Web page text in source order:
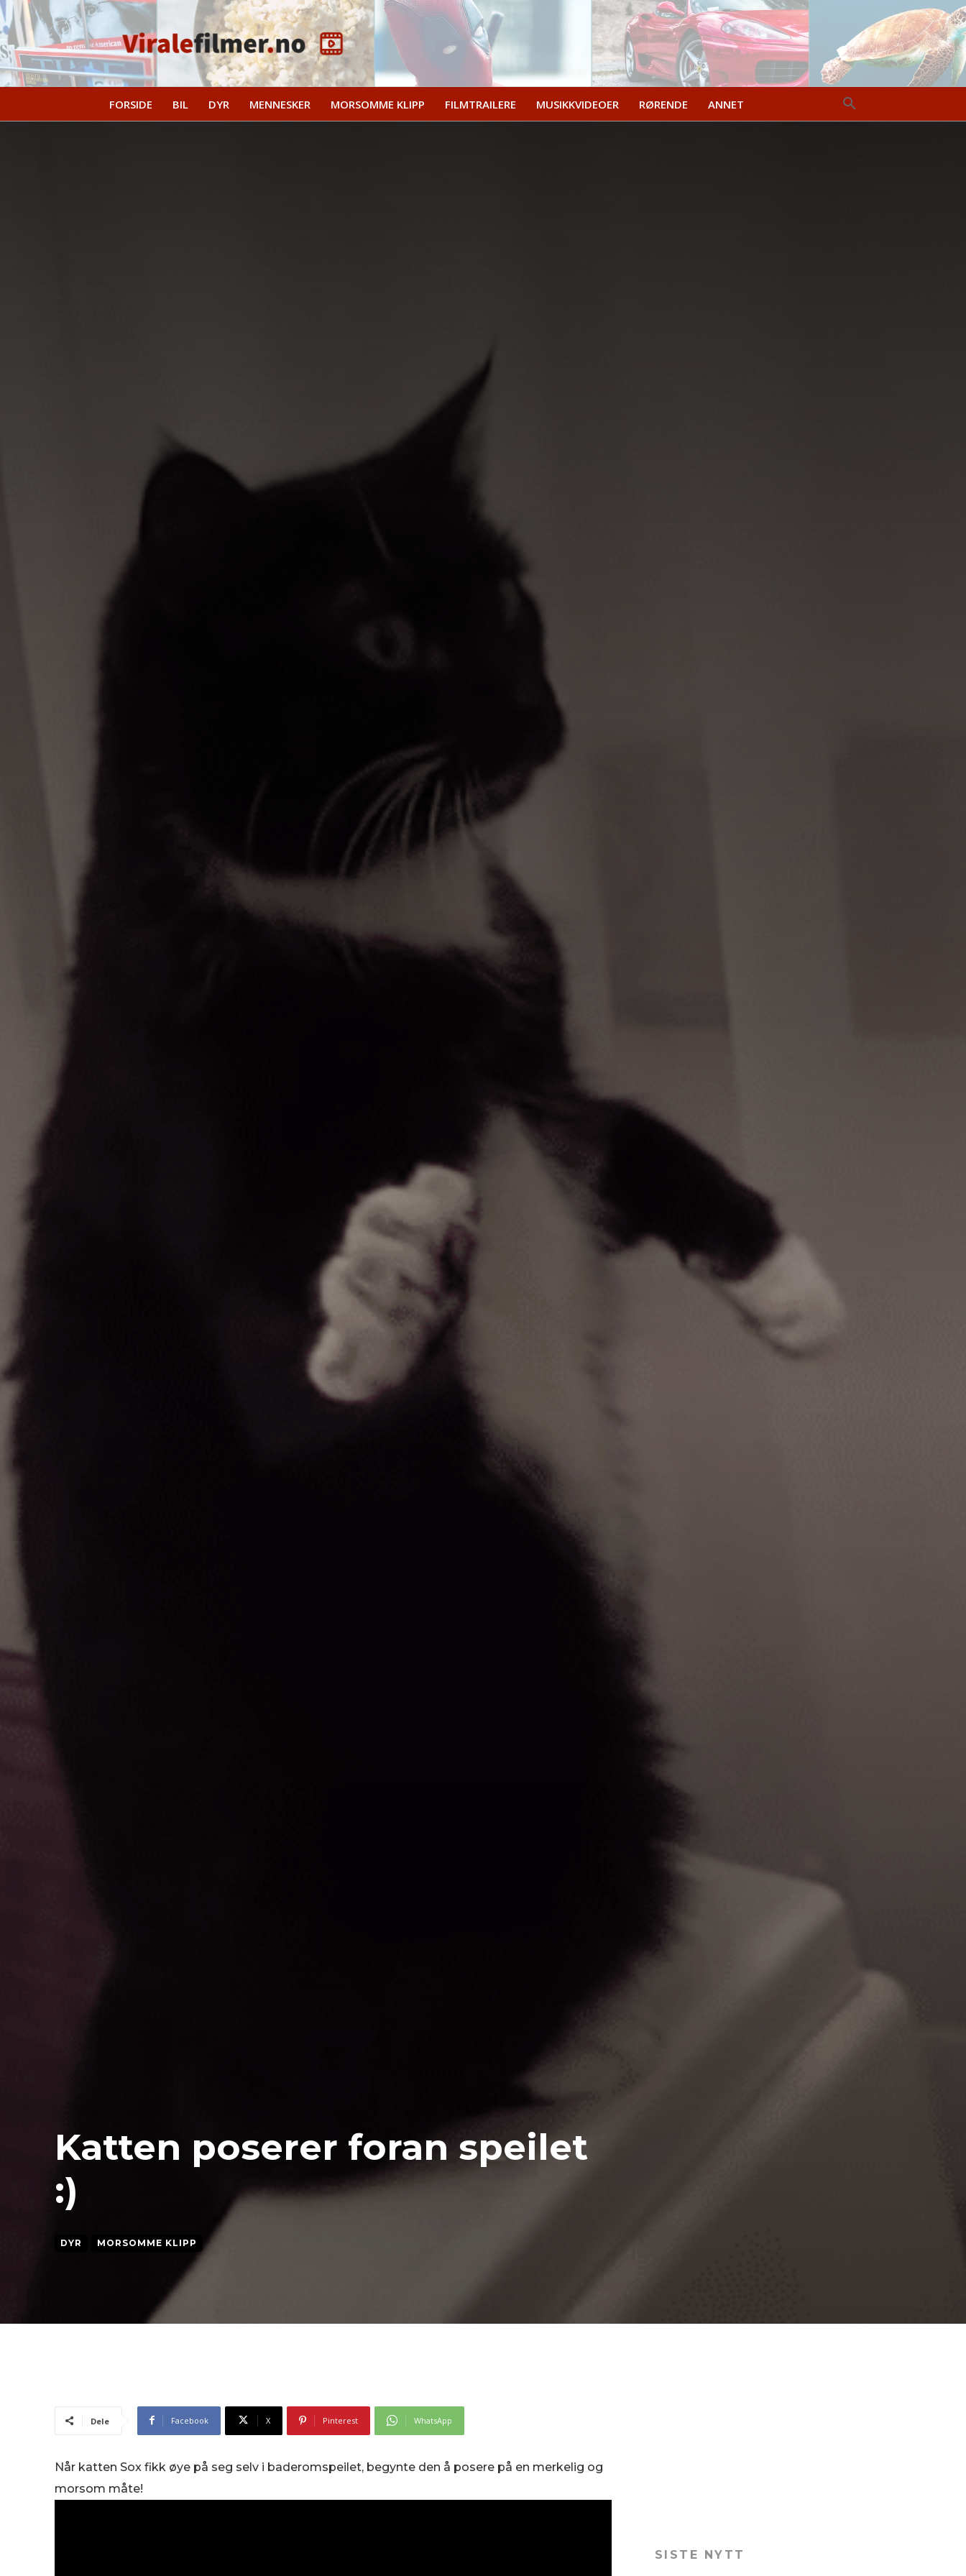
FORSIDE BIL DYR MENNESKER MORSOMME KLIPP FILMTRAILERE MUSIKKVIDEOER RØRENDE ANNET
Katten poserer foran speilet
:)
DYR MORSOMME KLIPP
Dele Facebook X Pinterest WhatsApp
Når katten Sox fikk øye på seg selv i baderomspeilet, begynte den å posere på en merkelig og
morsom måte!
SISTE NYTT